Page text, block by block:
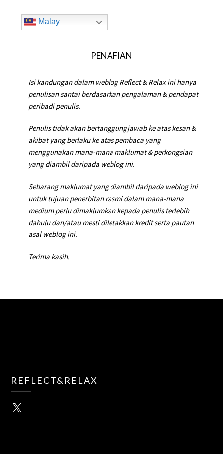
Malay
PENAFIAN
Isi kandungan dalam weblog Reflect & Relax ini hanya
penulisan santai berdasarkan pengalaman & pendapat
peribadi penulis.
Penulis tidak akan bertanggungjawab ke atas kesan &
akibat yang berlaku ke atas pembaca yang
menggunakan mana-mana maklumat & perkongsian
yang diambil daripada weblog ini.
Sebarang maklumat yang diambil daripada weblog ini
untuk tujuan penerbitan rasmi dalam mana-mana
medium perlu dimaklumkan kepada penulis terlebih
dahulu dan/atau mesti diletakkan kredit serta pautan
asal weblog ini.
Terima kasih.
REFLECT&RELAX
X